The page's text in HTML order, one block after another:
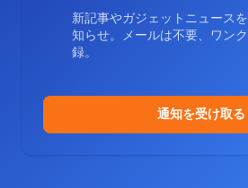
新記事やガジェットニュース
知らせ。メールは不要、ワン
録。
通知を受け取る